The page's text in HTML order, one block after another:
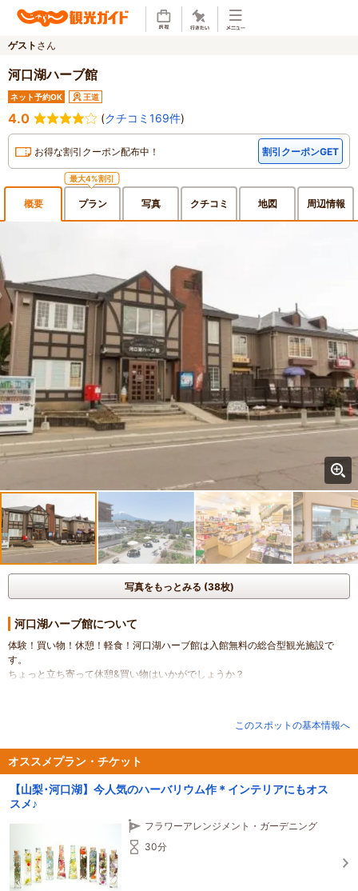
ゲスト さん
河口湖ハーブ館
ネット予約OK 王道
4.0 (クチコミ169件)
お得な割引クーポン配布中！ 割引クーポンGET
概要
最大4%割引
プラン 写真 クチコミ 地図 周辺情報
写真をもっとみる (38枚)
河口湖ハーブ館について
体験！買い物！休憩！軽食！河口湖ハーブ館は入館無料の総合型観光施設で
す。
ちょっと立ち寄って休憩&買い物はいかがでしょうか？
カフェ「グリーンハウス」では、種類豊富なハーブティとラベンダーソフトク
リームが大人気！
このスポットの基本情報へ
オススメプラン・チケット
【山梨･河口湖】今人気のハーバリウム作＊インテリアにもオス
スメ♪
フラワーアレンジメント・ガーデニング
30分